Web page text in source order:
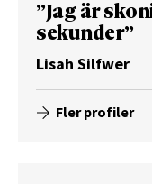
”Jag är
sekunder”
Lisah Silfwer
Fler profiler